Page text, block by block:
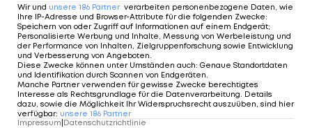
Kilty und Zharnel Hughes. Bei einer nachträglichen
Disqualifikation würde Kanada auf den Silberrang
rücken und China Bronze bekommen.
HIGHLIGHTS: LASK - SK Sturm Graz
Fußball - Frauen-Bundesliga
FC Blau-Weiß Linz
Fußball -
Wir und unsere 186 Partner verarbeiten personenbezogene Daten, wie
Ihre IP-Adresse und Browser-Attribute für die folgenden Zwecke:
Speichern von oder Zugriff auf Informationen auf einem Endgerät;
Personalisierte Werbung und Inhalte, Messung von Werbeleistung und
der Performance von Inhalten, Zielgruppenforschung sowie Entwicklung
und Verbesserung von Angeboten.
Diese Zwecke können unter Umständen auch: Genaue Standortdaten
und Identifikation durch Scannen von Endgeräten.
Manche Partner verwenden für gewisse Zwecke berechtigtes
Interesse als Rechtsgrundlage für die Datenverarbeitung. Details
dazu, sowie die Möglichkeit Ihr Widerspruchsrecht auszuüben, sind hier
verfügbar: unsere 186 Partner
Impressum Datenschutzrichtlinie